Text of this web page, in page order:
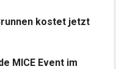
kostet jetzt
MICE Event im